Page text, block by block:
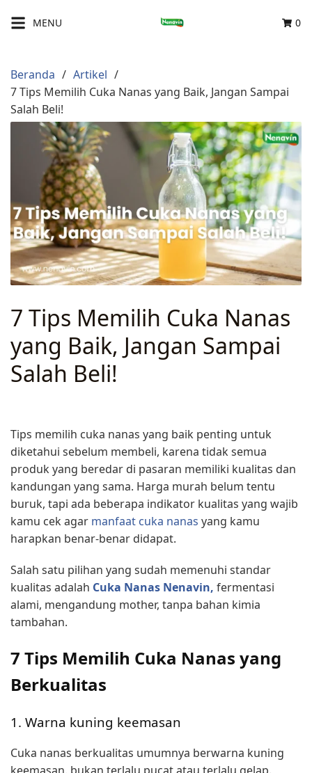
ke
MENU 0
Beranda
Artikel
7 Tips Memilih Cuka Nanas yang Baik, Jangan Sampai
Salah Beli!
7 Tips Memilih Cuka Nanas
yang Baik, Jangan Sampai
Salah Beli!
Tips memilih cuka nanas yang baik penting untuk
diketahui sebelum membeli, karena tidak semua
produk yang beredar di pasaran memiliki kualitas dan
kandungan yang sama. Harga murah belum tentu
buruk, tapi ada beberapa indikator kualitas yang wajib
kamu cek agar manfaat cuka nanas yang kamu
harapkan benar-benar didapat.
Salah satu pilihan yang sudah memenuhi standar
kualitas adalah Cuka Nanas Nenavin, fermentasi
alami, mengandung mother, tanpa bahan kimia
tambahan.
7 Tips Memilih Cuka Nanas yang
Berkualitas
1. Warna kuning keemasan
Cuka nanas berkualitas umumnya berwarna kuning